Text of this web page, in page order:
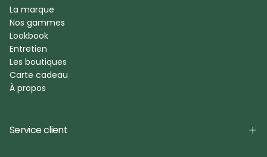
La marque
Nos gammes
Lookbook
Entretien
Les boutiques
Carte cadeau
À propos
Service client